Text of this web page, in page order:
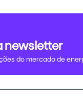
newsletter
do mercado de